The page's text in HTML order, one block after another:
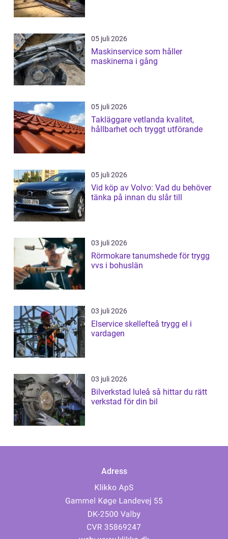
05 juli 2026
Maskinservice som håller
maskinerna i gång
05 juli 2026
Takläggare vetlanda kvalitet,
hållbarhet och tryggt utförande
05 juli 2026
Vid köp av Volvo: Vad du behöver
tänka på innan du slår till
03 juli 2026
Rörmokare tanumshede för trygg
vvs i bohuslän
03 juli 2026
Elservice skellefteå trygg el i
vardagen
03 juli 2026
Bilverkstad luleå så hittar du rätt
verkstad för din bil
Adress